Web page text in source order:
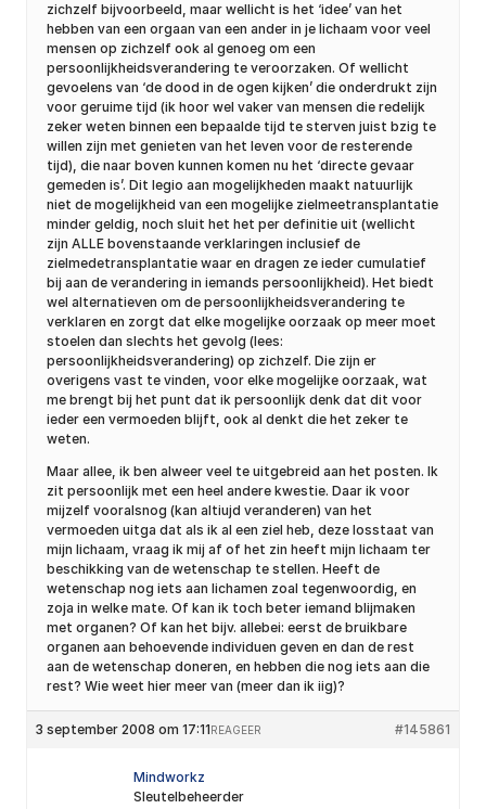
zichzelf bijvoorbeeld, maar wellicht is het ‘idee’ van het
hebben van een orgaan van een ander in je lichaam voor veel
mensen op zichzelf ook al genoeg om een
persoonlijkheidsverandering te veroorzaken. Of wellicht
gevoelens van ‘de dood in de ogen kijken’ die onderdrukt zijn
voor geruime tijd (ik hoor wel vaker van mensen die redelijk
zeker weten binnen een bepaalde tijd te sterven juist bzig te
willen zijn met genieten van het leven voor de resterende
tijd), die naar boven kunnen komen nu het ‘directe gevaar
gemeden is’. Dit legio aan mogelijkheden maakt natuurlijk
niet de mogelijkheid van een mogelijke zielmeetransplantatie
minder geldig, noch sluit het het per definitie uit (wellicht
zijn ALLE bovenstaande verklaringen inclusief de
zielmedetransplantatie waar en dragen ze ieder cumulatief
bij aan de verandering in iemands persoonlijkheid). Het biedt
wel alternatieven om de persoonlijkheidsverandering te
verklaren en zorgt dat elke mogelijke oorzaak op meer moet
stoelen dan slechts het gevolg (lees:
persoonlijkheidsverandering) op zichzelf. Die zijn er
overigens vast te vinden, voor elke mogelijke oorzaak, wat
me brengt bij het punt dat ik persoonlijk denk dat dit voor
ieder een vermoeden blijft, ook al denkt die het zeker te
weten.
Maar allee, ik ben alweer veel te uitgebreid aan het posten. Ik
zit persoonlijk met een heel andere kwestie. Daar ik voor
mijzelf vooralsnog (kan altiujd veranderen) van het
vermoeden uitga dat als ik al een ziel heb, deze losstaat van
mijn lichaam, vraag ik mij af of het zin heeft mijn lichaam ter
beschikking van de wetenschap te stellen. Heeft de
wetenschap nog iets aan lichamen zoal tegenwoordig, en
zoja in welke mate. Of kan ik toch beter iemand blijmaken
met organen? Of kan het bijv. allebei: eerst de bruikbare
organen aan behoevende individuen geven en dan de rest
aan de wetenschap doneren, en hebben die nog iets aan die
rest? Wie weet hier meer van (meer dan ik iig)?
3 september 2008 om 17:11 #145861
REAGEER
Mindworkz
Sleutelbeheerder